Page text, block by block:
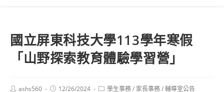
國立屏東科技大學113學年寒假
「山野探索教育體驗學習營」
Postashs560
Post12/26/2024
Post學生事務/ 家長事務/輔導室公告